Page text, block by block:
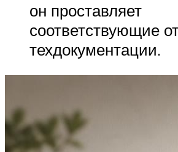
он проставляет
соответствующие
техдокументации.